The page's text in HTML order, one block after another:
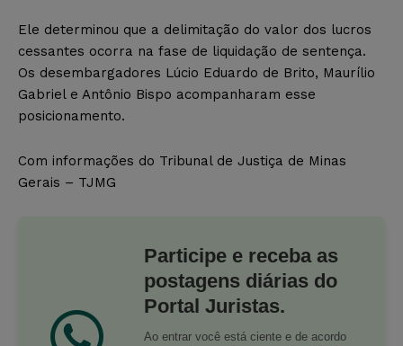
Ele determinou que a delimitação do valor dos lucros
cessantes ocorra na fase de liquidação de sentença.
Os desembargadores Lúcio Eduardo de Brito, Maurílio
Gabriel e Antônio Bispo acompanharam esse
posicionamento.
Com informações do Tribunal de Justiça de Minas
Gerais – TJMG
Participe e receba as
postagens diárias do
Portal Juristas.
Ao entrar você está ciente e de acordo